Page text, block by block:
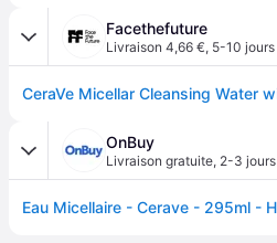
Facethefuture
Livraison 4,66 €, 5-10 jours
OnBuy
Livraison gratuite, 2-3 jours